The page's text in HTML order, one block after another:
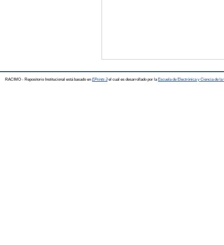
RACIMO - Repositorio Institucional está basado en EPrints 3el cual es desarrollado por la Escuela de Electrónica y Ciencia de la